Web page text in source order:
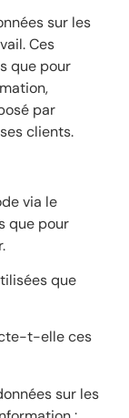
sur les
Ces
que pour
par
clients.
via le
que pour
que
t-elleces
sur les